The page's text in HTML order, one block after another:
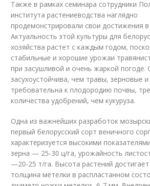
Также в рамках семинара сотрудники
института растениеводства наглядно
продемонстрировали свои достижения в
Актуальность этой культуры для
хозяйства растет с каждым годом,
стабильные и хорошие урожаи
при засушливой и очень жаркой погоде.
засухоустойчива, чем травы, зерновые и
требовательна к плодородию почвы,
количества удобрений, чем кукуруза.
Одна из важнейших разработок
первый белорусский сорт веничного
характеризуется высокими
зерна — 25-30 ц/га, урожайность
—20-25 т/га. Высота растений
толщина метелки в распластанном